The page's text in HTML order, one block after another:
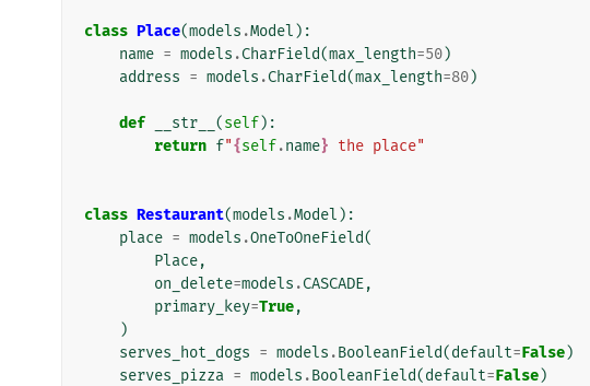
class Place(models .Model ):
name = models .CharField(max_length=50)
address = models .CharField(max_length=80)
def __str__ (self):
return f"{self.name} the place"
class Restaurant(models .Model ):
place = models .OneToOneField(
Place,
on_delete=models .CASCADE,
primary_key=True,
)
serves_hot_dogs = models .BooleanField(default=False)
serves_pizza = models .BooleanField(default=False)